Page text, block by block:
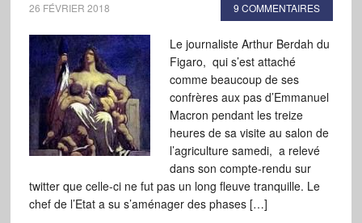
26 FÉVRIER 2018 9 COMMENTAIRES
Le journaliste Arthur Berdah du
Figaro, qui s’est attaché
comme beaucoup de ses
confrères aux pas d’Emmanuel
Macron pendant les treize
heures de sa visite au salon de
l’agriculture samedi, a relevé
dans son compte-rendu sur
twitter que celle-ci ne fut pas un long fleuve tranquille. Le
chef de l’Etat a su s’aménager des phases […]